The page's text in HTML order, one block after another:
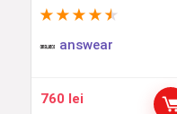
★ ★ ★ ★ ★
answear
760 lei